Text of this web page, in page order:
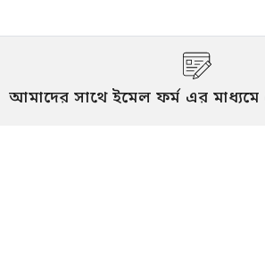
আমাদের সাথে ইমেল ফর্ম এর